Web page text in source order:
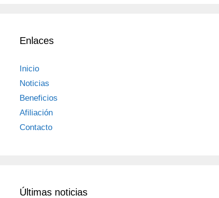
Enlaces
Inicio
Noticias
Beneficios
Afiliación
Contacto
Últimas noticias